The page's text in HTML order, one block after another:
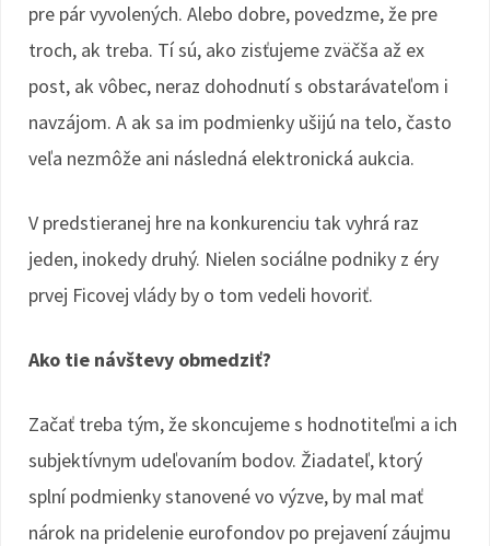
pre pár vyvolených. Alebo dobre, povedzme, že pre
troch, ak treba. Tí sú, ako zisťujeme zväčša až ex
post, ak vôbec, neraz dohodnutí s obstarávateľom i
navzájom. A ak sa im podmienky ušijú na telo, často
veľa nezmôže ani následná elektronická aukcia.
V predstieranej hre na konkurenciu tak vyhrá raz
jeden, inokedy druhý. Nielen sociálne podniky z éry
prvej Ficovej vlády by o tom vedeli hovoriť.
Ako tie návštevy obmedziť?
Začať treba tým, že skoncujeme s hodnotiteľmi a ich
subjektívnym udeľovaním bodov. Žiadateľ, ktorý
splní podmienky stanovené vo výzve, by mal mať
nárok na pridelenie eurofondov po prejavení záujmu